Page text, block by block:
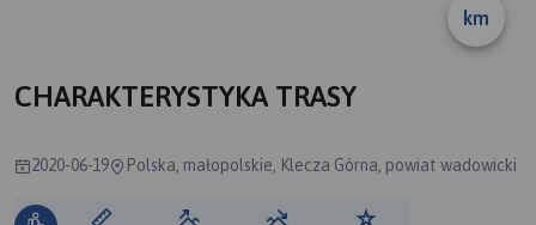
km
CHARAKTERYSTYKA TRASY
2020-06-19 Polska, małopolskie, Klecza Górna, powiat wadowicki